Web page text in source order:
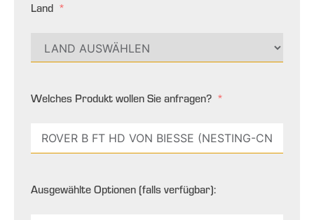
Land
Welches Produkt wollen Sie anfragen?
Ausgewählte Optionen (falls verfügbar):